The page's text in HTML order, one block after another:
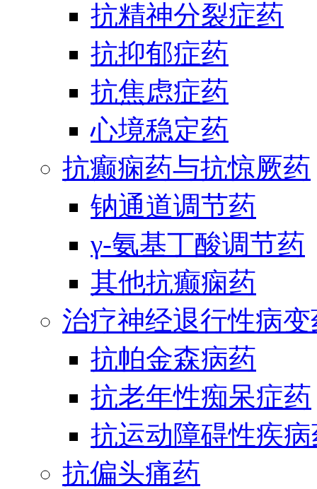
抗精神分裂症药
抗抑郁症药
抗焦虑症药
心境稳定药
抗癫痫药与抗惊厥药
钠通道调节药
γ-氨基丁酸调节药
其他抗癫痫药
治疗神经退行性病
抗帕金森病药
抗老年性痴呆症药
抗运动障碍性疾
抗偏头痛药